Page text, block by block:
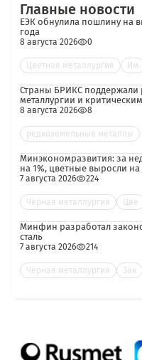
Главные новости
ЕЭК обнулила пошлину на
года
8 августа 2026 0
Цветная металлургия Им
Страны БРИКС поддержали
металлургии и
8 августа 2026 8
редкоземельные металлы
Минэкономразвития: за
на 1%, цветные выросли на
7 августа 2026 224
Черная металлургия Цве
Минфин разработал
сталь
7 августа 2026 214
Черная металлургия Зак